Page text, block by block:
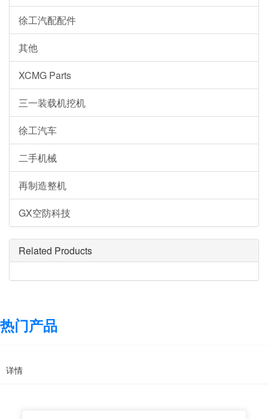
徐工汽配配件
其他
XCMG Parts
三一装载机挖机
徐工汽车
二手机械
再制造整机
GX空防科技
Related Products
热门产品
详情